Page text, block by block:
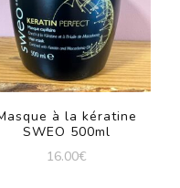
à la kératine
SWEO 500ml
16.00€